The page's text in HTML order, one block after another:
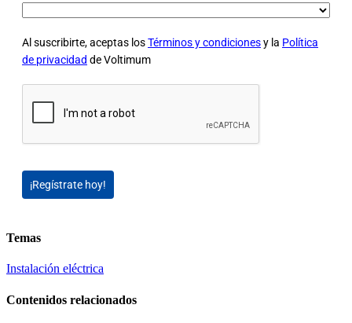
Al suscribirte, aceptas losTérminos y condicionesy la Política
de privacidad de Voltimum
¡Regístrate hoy!
Temas
Instalación eléctrica
Contenidos relacionados